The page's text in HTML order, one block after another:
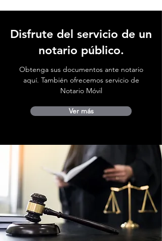
Disfrute del servicio de un
notario público.
Obtenga sus documentos ante notario
aquí. También ofrecemos servicio de
Notario Móvil
Ver más